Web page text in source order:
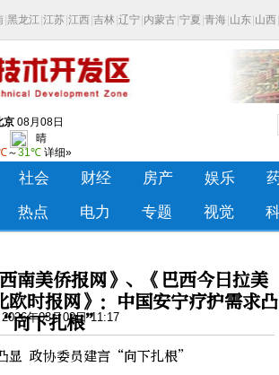
南美侨报网》、《巴西今日拉美
时报网》：中国安宁疗护需求凸
向下扎根”
年03月02日 11:17
政协委员建言“向下扎根”